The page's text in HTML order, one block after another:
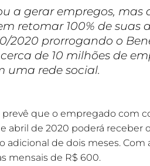
a gerar empregos,
retomar 100% de suas
2020 prorrogando o
de 10 milhões de
uma rede social.
que o empregado com
abril de 2020 poderá
adicional de dois meses. Com
mensais de R$ 600.